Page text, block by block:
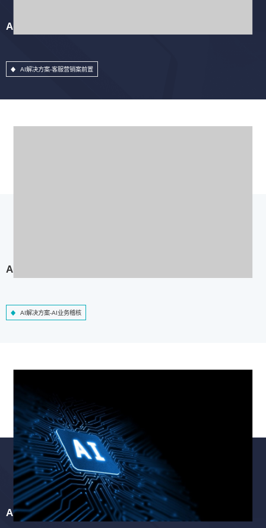
AI解决方案-客服营销案前置
AI解决方案-客服营销案前置
AI解决方案-AI业务稽核
AI解决方案-AI业务稽核
AI解决方案-智慧工程质检